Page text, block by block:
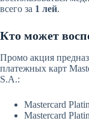
всего за 1 лей.
Кто может
Промо акция
платежных карт
S.A.:
Mastercard
Mastercard